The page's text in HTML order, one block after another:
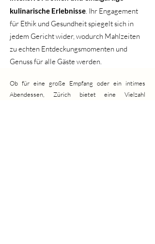
kulinarische Erlebnisse. Ihr Engagement
für Ethik und Gesundheit spiegelt sich in
jedem Gericht wider, wodurch Mahlzeiten
zu echten Entdeckungsmomenten und
Genuss für alle Gäste werden.
Ob für eine große Empfang oder ein intimes
Abendessen, Zürich bietet eine Vielzahl